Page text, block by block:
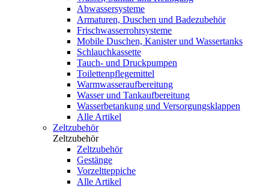
Abwassersysteme
Armaturen, Duschen und Badezubehör
Frischwasserrohrsysteme
Mobile Duschen, Kanister und Wassertanks
Schlauchkassette
Tauch- und Druckpumpen
Toilettenpflegemittel
Warmwasseraufbereitung
Wasser und Tankaufbereitung
Wasserbetankung und Versorgungsklappen
Alle Artikel
Zeltzubehör
Zeltzubehör
Zeltzubehör
Gestänge
Vorzeltteppiche
Alle Artikel